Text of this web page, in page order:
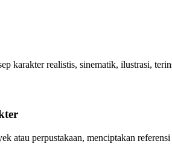
karakter realistis, sinematik, ilustrasi,
atau perpustakaan, menciptakan